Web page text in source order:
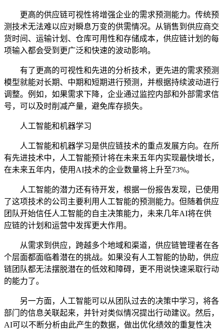
更高的供应链可视性将增强企业的需求预测能力。传统预
测技术无法难以应对瞬息万变的供需情况。从销售到供应商交
货时间、运输计划、仓库可用性和存储成本，供应链计划的每
项输入都会受到更广泛和快速的波动影响。
有了更高的可视性和先进的分析技术，更先进的需求预测
模型就能对长期、中期和短期进行预测，并根据持续波动进行
调整。例如，如果需求下降，企业通过监控内部和外部需求信
号，可以及时削减产量，避免库存损失。
人工智能和机器学习
人工智能和机器学习是供应链技术的重点发展方向。在所
有先进技术中，人工智能预计将在未来五年内实现最快增长，
在未来五年内，使用AI技术的企业数量将上升至73%。
人工智能的潜力还有待开发，根据一份报告发现，已使用
了这项技术的公司主要利用人工智能的预测能力。但随着供应
团队开始信任人工智能的自主决策能力，未来几年AI将在供
应链的计划和运营中发挥更大作用。
从需求到供应，跨越多个地域和渠道，供应链管理者在各
个层面都面临着潜在的挑战。如果没有人工智能的协助，供应
链团队都无法摆脱潜在的低效和障碍，更不用说快速采取行动
的能力了。
另一方面，人工智能可以从团队过去的决策中学习，将各
部门的信息关联起来，并针对类似情况提出行动建议。然后，
AI可以不断分析由此产生的数据，做出优化绩效的重复性决